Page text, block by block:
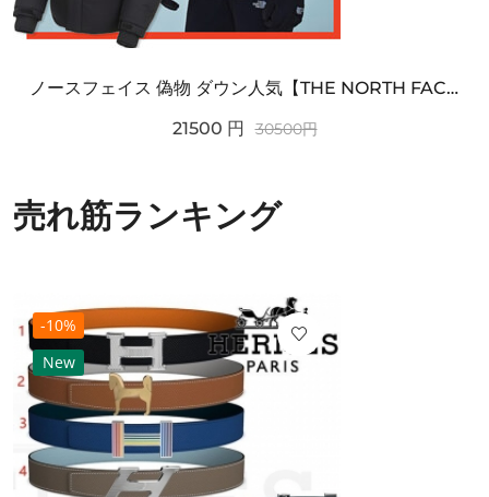
ノースフェイス 偽物 ダウン人気【THE NORTH FACE】M'S 7 SUMMIT HIM...
21500 円 30500円
売れ筋ランキング
-10%
New